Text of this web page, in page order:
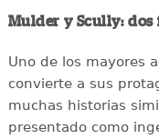
Mulder y Scully: dos
Uno de los mayores
convierte a sus
muchas historias
presentado como